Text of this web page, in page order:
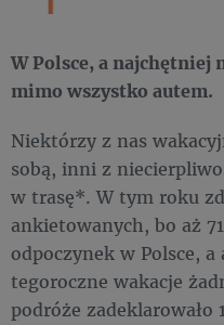
W Polsce, a najchętniej
mimo wszystko autem.
Niektórzy z nas
sobą, inni z
w trasę*. W tym roku
ankietowanych, bo aż
odpoczynek w Polsce, a
tegoroczne wakacje
podróże zadeklarowało